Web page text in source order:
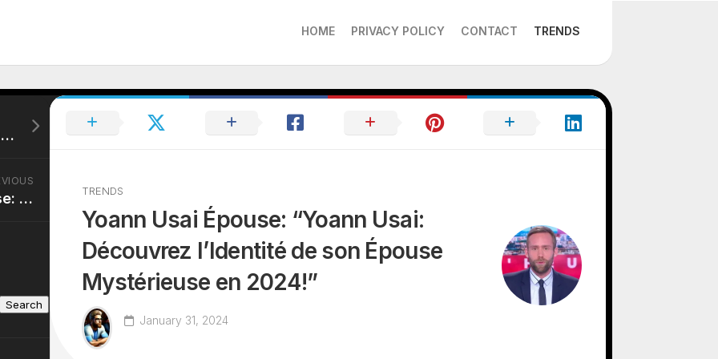
HOME PRIVACY POLICY CONTACT TRENDS
TRENDS
Yoann Usai Épouse: “Yoann Usai:
Découvrez l’Identité de son Épouse
Mystérieuse en 2024!”
January 31, 2024
Allain Bougrain-Dubourg Épouse: “Allain Bougrain-Dubourg: Vie Privée et Identité de son Épouse en 2024!”
Jérémie Assous Épouse: “Jérémie Assous: Qui est l’Épouse du Célèbre Avocat Français en 2024?”
Search